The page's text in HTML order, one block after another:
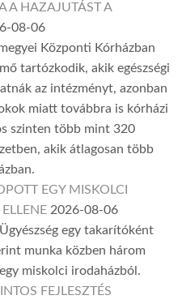
A HAZAJUTÁST A
08-06
Központi Kórházban
tartózkodik, akik egészségi
az intézményt, azonban
miatt továbbra is kórházi
szinten több mint 320
akik átlagosan több
EGY MISKOLCI
2026-08-06
egy takarítóként
munka közben három
miskolci irodaházból.
FEJLESZTÉS